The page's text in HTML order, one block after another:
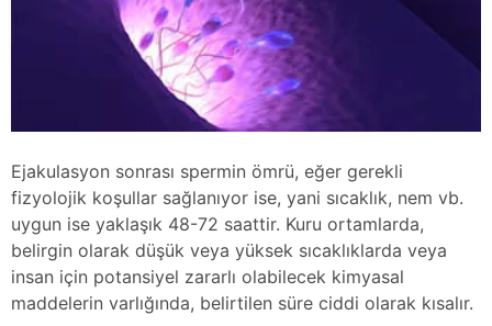
Ejakulasyon sonrası spermin ömrü, eğer gerekli
fizyolojik koşullar sağlanıyor ise, yani sıcaklık, nem vb.
uygun ise yaklaşık 48-72 saattir. Kuru ortamlarda,
belirgin olarak düşük veya yüksek sıcaklıklarda veya
insan için potansiyel zararlı olabilecek kimyasal
maddelerin varlığında, belirtilen süre ciddi olarak kısalır.